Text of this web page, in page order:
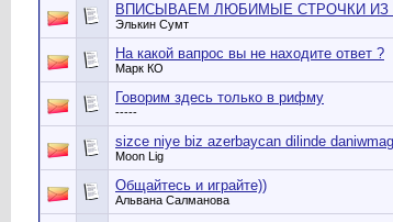
ВПИСЫВАЕМ ЛЮБИМЫЕ СТРОЧКИ ИЗ
Элькин Сумт
На какой вапрос вы не находите ответ ?
Марк КО
Говорим здесь только в рифму
-----
sizce niye biz azerbaycan dilinde
Moon Lig
Общайтесь и играйте))
Альвана Салманова